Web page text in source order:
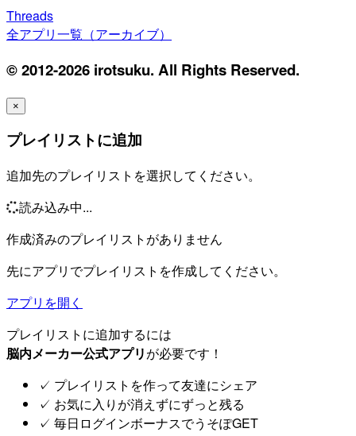
Threads
全アプリ一覧（アーカイブ）
© 2012-2026 irotsuku. All Rights Reserved.
×
プレイリストに追加
追加先のプレイリストを選択してください。
読み込み中...
作成済みのプレイリストがありません
先にアプリでプレイリストを作成してください。
アプリを開く
プレイリストに追加するには
脳内メーカー公式アプリが必要です！
✓ プレイリストを作って友達にシェア
✓ お気に入りが消えずにずっと残る
✓ 毎日ログインボーナスでうそぽGET